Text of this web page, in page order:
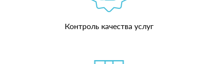
Контроль качества услуг